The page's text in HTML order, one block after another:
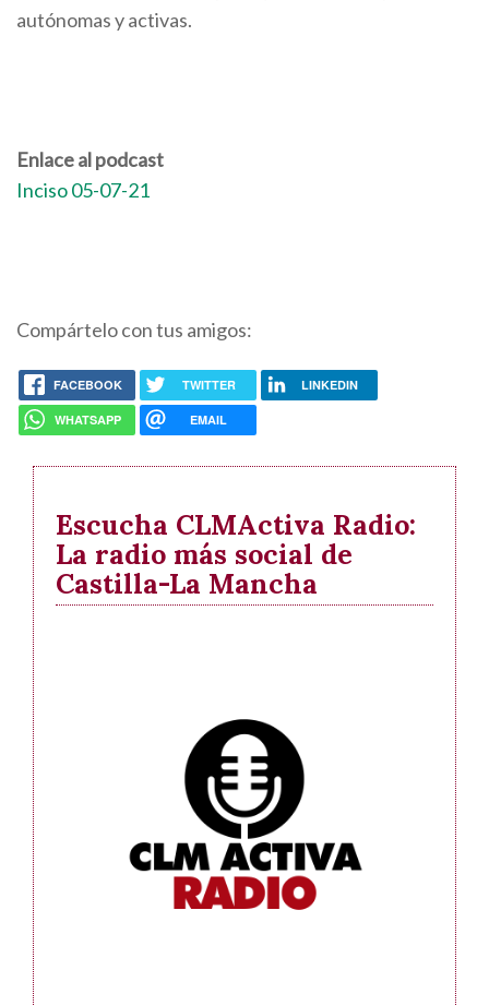
autónomas y activas.
Enlace al podcast
Inciso 05-07-21
Compártelo con tus amigos:
FACEBOOK TWITTER LINKEDIN
WHATSAPP EMAIL
Escucha CLMActiva Radio:
La radio más social de
Castilla-La Mancha